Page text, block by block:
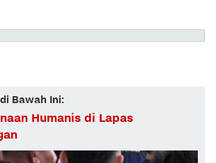
Bawah Ini:
Humanis di Lapas